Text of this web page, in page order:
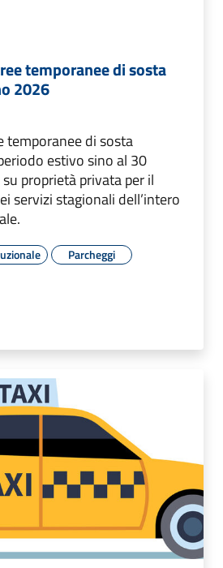
temporanee di sosta
2026
temporanee di sosta
estivo sino al 30
proprietà privata per il
servizi stagionali dell’intero
Parcheggi